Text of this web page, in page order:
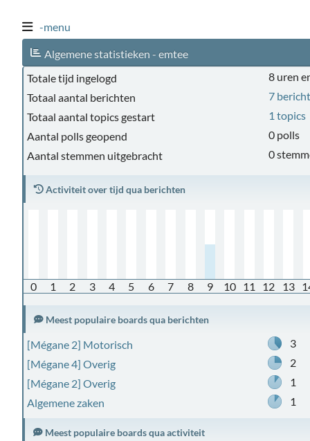
-menu
Algemene statistieken - emtee
Totale tijd ingelogd
8 uren
Totaal aantal berichten
7
Totaal aantal topics gestart
1 topics
Aantal polls geopend
0 polls
Aantal stemmen uitgebracht
0
Activiteit over tijd qua berichten
0 1 2 3 4 5 6 7 8 9 10 11 12 13
Meest populaire boards qua berichten
[Mégane 2] Motorisch
3
[Mégane 4] Overig
2
[Mégane 2] Overig
1
Algemene zaken
1
Meest populaire boards qua activiteit